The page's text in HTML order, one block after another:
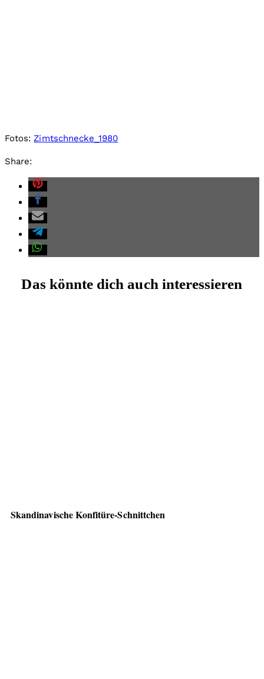
Fotos:Zimtschnecke_1980
Share:
Das könnte dich auch interessieren
Skandinavische Konfitüre-Schnittchen